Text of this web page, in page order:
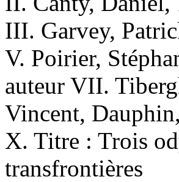
III. Garvey,
V. Poirier,
auteur VII.
Vincent,
X. Titre : Trois
transfrontières